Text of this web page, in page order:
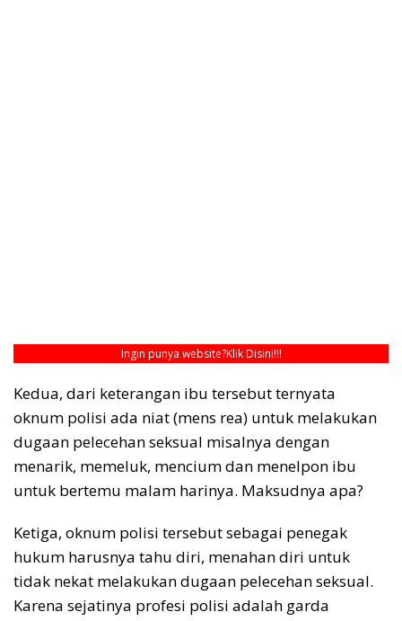
Ingin punya website?Klik Disini!!!
Kedua, dari keterangan ibu tersebut ternyata
oknum polisi ada niat (mens rea) untuk melakukan
dugaan pelecehan seksual misalnya dengan
menarik, memeluk, mencium dan menelpon ibu
untuk bertemu malam harinya. Maksudnya apa?
Ketiga, oknum polisi tersebut sebagai penegak
hukum harusnya tahu diri, menahan diri untuk
tidak nekat melakukan dugaan pelecehan seksual.
Karena sejatinya profesi polisi adalah garda